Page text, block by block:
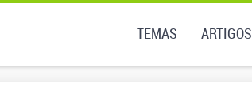
TEMAS ARTIGOS